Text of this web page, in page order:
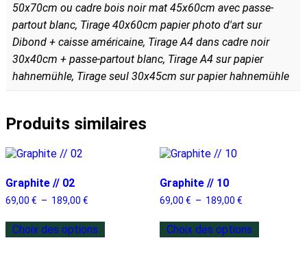
50x70cm ou cadre bois noir mat 45x60cm avec passe-
partout blanc, Tirage 40x60cm papier photo d'art sur
Dibond + caisse américaine, Tirage A4 dans cadre noir
30x40cm + passe-partout blanc, Tirage A4 sur papier
hahnemühle, Tirage seul 30x45cm sur papier hahnemühle
Produits similaires
Graphite // 02
69,00 € – 189,00 €
Choix des options
Graphite // 10
69,00 € – 189,00 €
Choix des options